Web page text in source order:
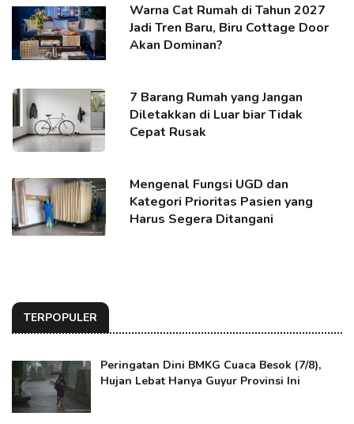
Warna Cat Rumah di Tahun 2027
Jadi Tren Baru, Biru Cottage Door
Akan Dominan?
7 Barang Rumah yang Jangan
Diletakkan di Luar biar Tidak
Cepat Rusak
Mengenal Fungsi UGD dan
Kategori Prioritas Pasien yang
Harus Segera Ditangani
TERPOPULER
Peringatan Dini BMKG Cuaca Besok (7/8),
Hujan Lebat Hanya Guyur Provinsi Ini